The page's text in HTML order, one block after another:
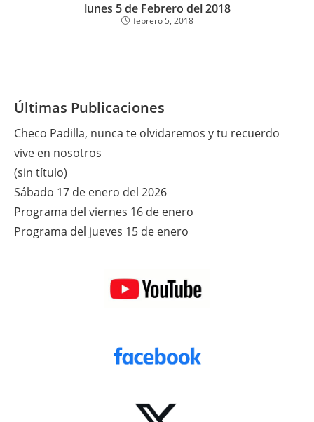
lunes 5 de Febrero del 2018
febrero 5, 2018
Últimas Publicaciones
Checo Padilla, nunca te olvidaremos y tu recuerdo
vive en nosotros
(sin título)
Sábado 17 de enero del 2026
Programa del viernes 16 de enero
Programa del jueves 15 de enero